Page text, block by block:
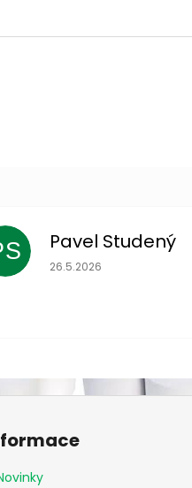
Pavel Studený
Hodnocení obchodu je
26.5.2026